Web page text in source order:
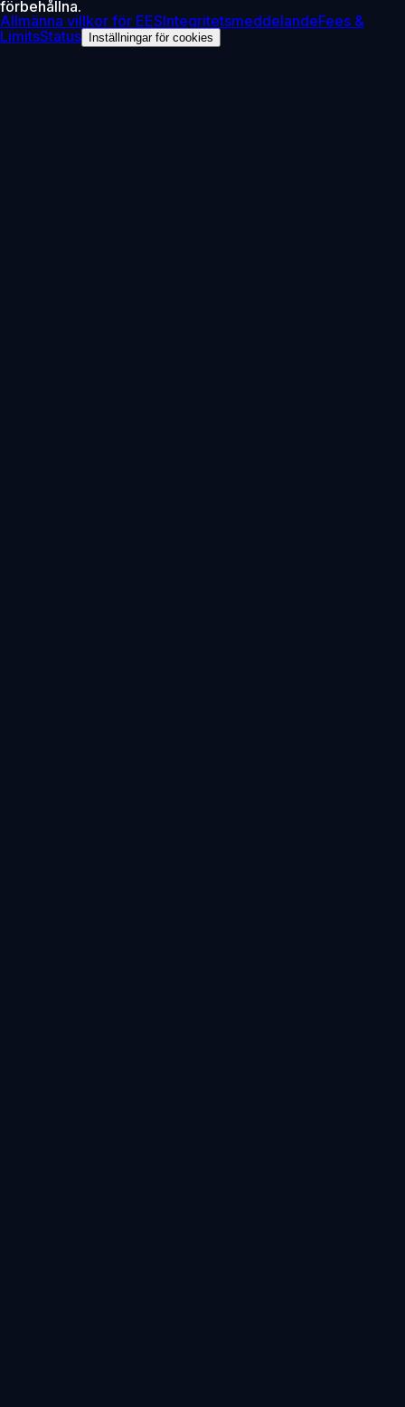
förbehållna.
Allmänna villkor för EESIntegritetsmeddelandeFees &
LimitsStatus Inställningar för cookies